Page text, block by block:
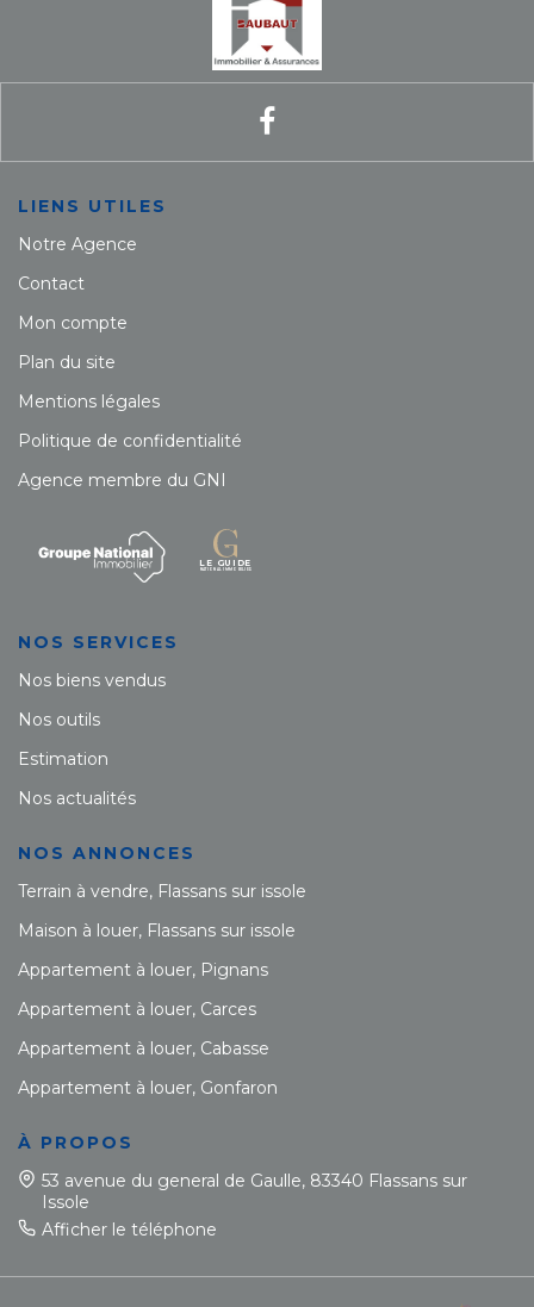
LIENS UTILES
Notre Agence
Contact
Mon compte
Plan du site
Mentions légales
Politique de confidentialité
Agence membre du GNI
NOS SERVICES
Nos biens vendus
Nos outils
Estimation
Nos actualités
NOS ANNONCES
Terrain à vendre, Flassans sur issole
Maison à louer, Flassans sur issole
Appartement à louer, Pignans
Appartement à louer, Carces
Appartement à louer, Cabasse
Appartement à louer, Gonfaron
À PROPOS
53 avenue du general de Gaulle, 83340 Flassans sur
Issole
Afficher le téléphone